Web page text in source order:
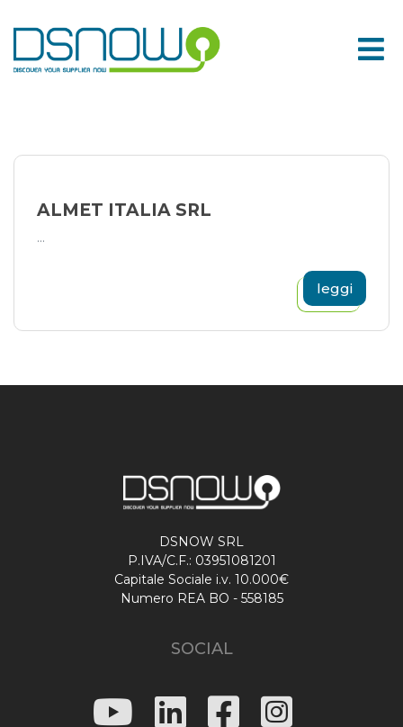
to
content
ALMET ITALIA SRL
...
leggi
DSNOW SRL
P.IVA/C.F.: 03951081201
Capitale Sociale i.v. 10.000€
Numero REA BO - 558185
SOCIAL